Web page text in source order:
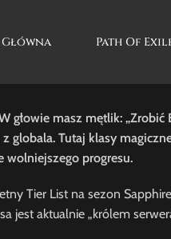
Path Of
głowie masz mętlik:
globala. Tutaj klasy
wolniejszego progresu.
Tier List na sezon
jest aktualnie „królem